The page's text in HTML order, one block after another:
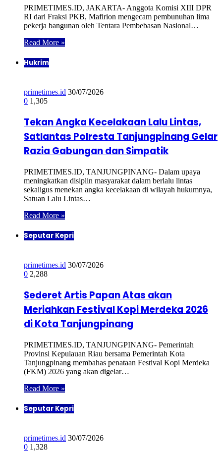
PRIMETIMES.ID, JAKARTA- Anggota Komisi XIII DPR
RI dari Fraksi PKB, Mafirion mengecam pembunuhan lima
pekerja bangunan oleh Tentara Pembebasan Nasional…
Read More »
Hukrim
primetimes.id 30/07/2026
0 1,305
Tekan Angka Kecelakaan Lalu Lintas,
Satlantas Polresta Tanjungpinang Gelar
Razia Gabungan dan Simpatik
PRIMETIMES.ID, TANJUNGPINANG- Dalam upaya
meningkatkan disiplin masyarakat dalam berlalu lintas
sekaligus menekan angka kecelakaan di wilayah hukumnya,
Satuan Lalu Lintas…
Read More »
Seputar Kepri
primetimes.id 30/07/2026
0 2,288
Sederet Artis Papan Atas akan
Meriahkan Festival Kopi Merdeka 2026
di Kota Tanjungpinang
PRIMETIMES.ID, TANJUNGPINANG- Pemerintah
Provinsi Kepulauan Riau bersama Pemerintah Kota
Tanjungpinang membahas penataan Festival Kopi Merdeka
(FKM) 2026 yang akan digelar…
Read More »
Seputar Kepri
primetimes.id 30/07/2026
0 1,328